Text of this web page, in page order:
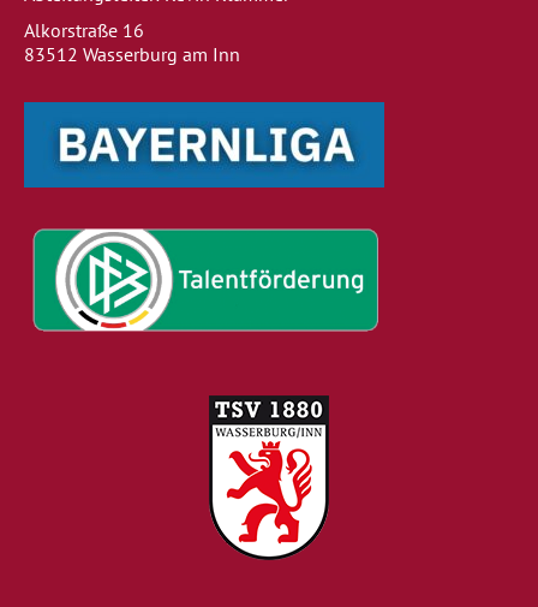
Alkorstraße 16
83512 Wasserburg am Inn